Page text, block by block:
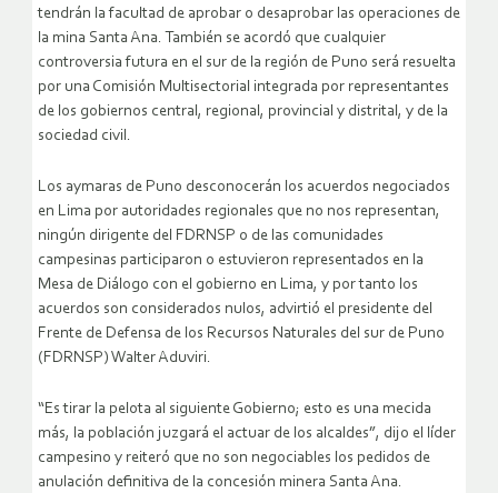
tendrán la facultad de aprobar o desaprobar las operaciones de
la mina Santa Ana. También se acordó que cualquier
controversia futura en el sur de la región de Puno será resuelta
por una Comisión Multisectorial integrada por representantes
de los gobiernos central, regional, provincial y distrital, y de la
sociedad civil.
Los aymaras de Puno desconocerán los acuerdos negociados
en Lima por autoridades regionales que no nos representan,
ningún dirigente del FDRNSP o de las comunidades
campesinas participaron o estuvieron representados en la
Mesa de Diálogo con el gobierno en Lima, y por tanto los
acuerdos son considerados nulos, advirtió el presidente del
Frente de Defensa de los Recursos Naturales del sur de Puno
(FDRNSP) Walter Aduviri.
“Es tirar la pelota al siguiente Gobierno; esto es una mecida
más, la población juzgará el actuar de los alcaldes”, dijo el líder
campesino y reiteró que no son negociables los pedidos de
anulación definitiva de la concesión minera Santa Ana.